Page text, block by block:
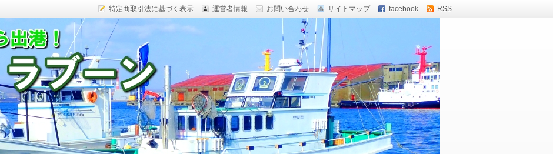
特定商取引法に基づく表示 運営者情報 お問い合わせ サイトマップ facebook RSS
ーン
！ロックフィッシュ、カレイ、ヒラメ、サケなど様々な魚をター
遊漁船を目指しております。